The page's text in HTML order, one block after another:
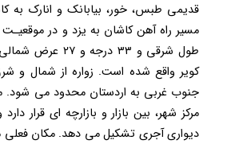
قدیمی طبس، خور، بیابانک و انارک به
طول شرقی و ۳۳
کویر واقع شده است. زواره از شمال و
جنوب غربی به اردستان محدود می شود.
مرکز شهر، بین بازار و بازارچه ای قرار
دیواری آجری تشکیل می دهد. مکان فعلی